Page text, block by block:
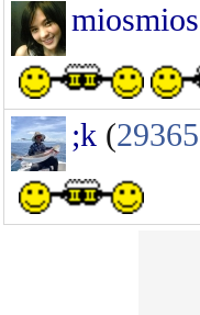
miosmios
;k (